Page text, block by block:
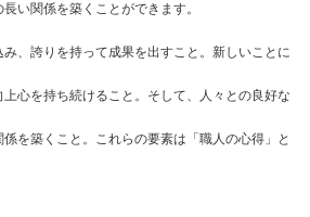
い関係を築くことができます。
、誇りを持って成果を出すこと。新しいことに
心を持ち続けること。そして、人々との良好な
を築くこと。これらの要素は「職人の心得」と